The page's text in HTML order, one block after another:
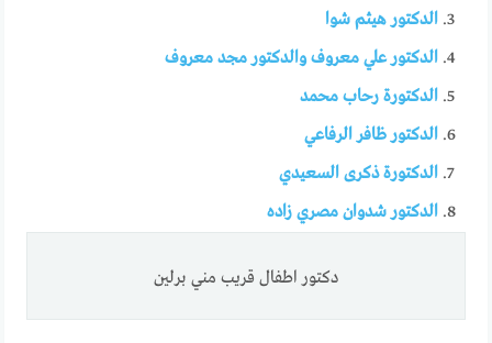
الدكتور هيثم شوا
الدكتور علي معروف والدكتور مجد معروف
الدكتورة رحاب محمد
الدكتور ظافر الرفاعي
الدكتورة ذكرى السعيدي
الدكتور شدوان مصري زاده
دكتور اطفال قريب مني برلين